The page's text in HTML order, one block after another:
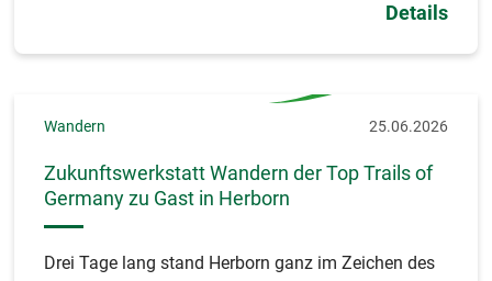
Details
Wandern 25.06.2026
Zukunftswerkstatt Wandern der Top Trails of
Germany zu Gast in Herborn
Drei Tage lang stand Herborn ganz im Zeichen des